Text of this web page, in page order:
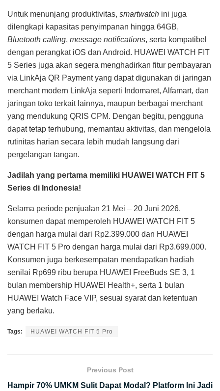
Untuk menunjang produktivitas, smartwatch ini juga
dilengkapi kapasitas penyimpanan hingga 64GB,
Bluetooth calling, message notifications, serta kompatibel
dengan perangkat iOS dan Android. HUAWEI WATCH FIT
5 Series juga akan segera menghadirkan fitur pembayaran
via LinkAja QR Payment yang dapat digunakan di jaringan
merchant modern LinkAja seperti Indomaret, Alfamart, dan
jaringan toko terkait lainnya, maupun berbagai merchant
yang mendukung QRIS CPM. Dengan begitu, pengguna
dapat tetap terhubung, memantau aktivitas, dan mengelola
rutinitas harian secara lebih mudah langsung dari
pergelangan tangan.
Jadilah yang pertama memiliki HUAWEI WATCH FIT 5
Series di Indonesia!
Selama periode penjualan 21 Mei – 20 Juni 2026,
konsumen dapat memperoleh HUAWEI WATCH FIT 5
dengan harga mulai dari Rp2.399.000 dan HUAWEI
WATCH FIT 5 Pro dengan harga mulai dari Rp3.699.000.
Konsumen juga berkesempatan mendapatkan hadiah
senilai Rp699 ribu berupa HUAWEI FreeBuds SE 3, 1
bulan membership HUAWEI Health+, serta 1 bulan
HUAWEI Watch Face VIP, sesuai syarat dan ketentuan
yang berlaku.
Tags: HUAWEI WATCH FIT 5 Pro
Previous Post
Hampir 70% UMKM Sulit Dapat Modal? Platform Ini Jadi